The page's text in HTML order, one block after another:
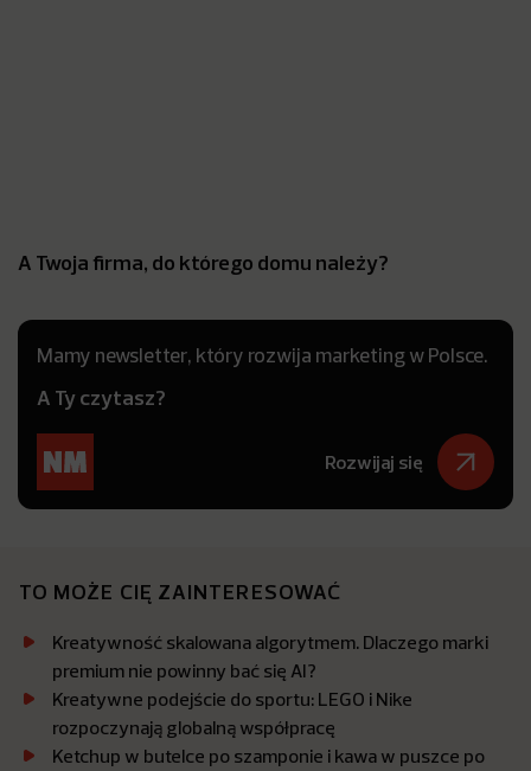
A Twoja firma, do którego domu należy?
Mamy newsletter, który rozwija marketing w Polsce.
A Ty czytasz?
Rozwijaj się
TO MOŻE CIĘ ZAINTERESOWAĆ
Kreatywność skalowana algorytmem. Dlaczego marki
premium nie powinny bać się AI?
Kreatywne podejście do sportu: LEGO i Nike
rozpoczynają globalną współpracę
Ketchup w butelce po szamponie i kawa w puszce po